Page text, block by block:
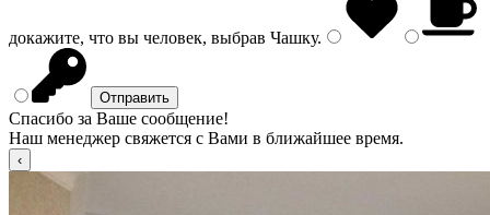
докажите, что вы человек, выбрав Чашку.
Спасибо за Ваше сообщение!
Наш менеджер свяжется с Вами в ближайшее время.